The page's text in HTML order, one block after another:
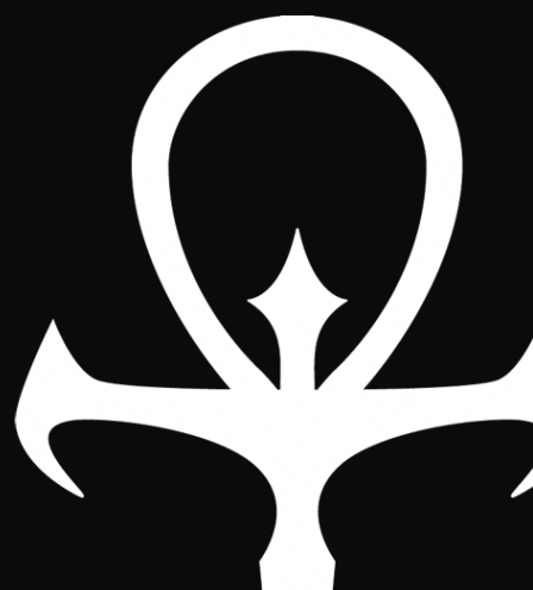
Declaração: Renovação
de membros,
candidaturas e
Assembleia Geral de
Caros associados e associadas,
Iniciamos o ano com várias datas e
comunicações relevantes para a
solicitamos a vossa atenção à informação
detalhada a seguir.
Renovação da quota 2026
hoje, está aberto o prazo para a